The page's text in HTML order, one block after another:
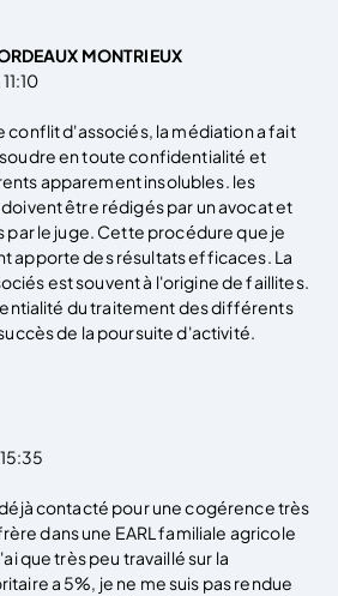
MONTRIEUX
conflit d'associés, la médiation a fait
en toute confidentialité et
apparement insolubles. les
être rédigés par un avocat et
par le juge. Cette procédure que je
apporte des résultats efficaces. La
est souvent à l'origine de faillites.
du traitement des différents
de la poursuite d'activité.
déjà contacté pour une cogérence très
dans une EARL familiale agricole
que très peu travaillé sur la
a 5%, je ne me suis pas rendue